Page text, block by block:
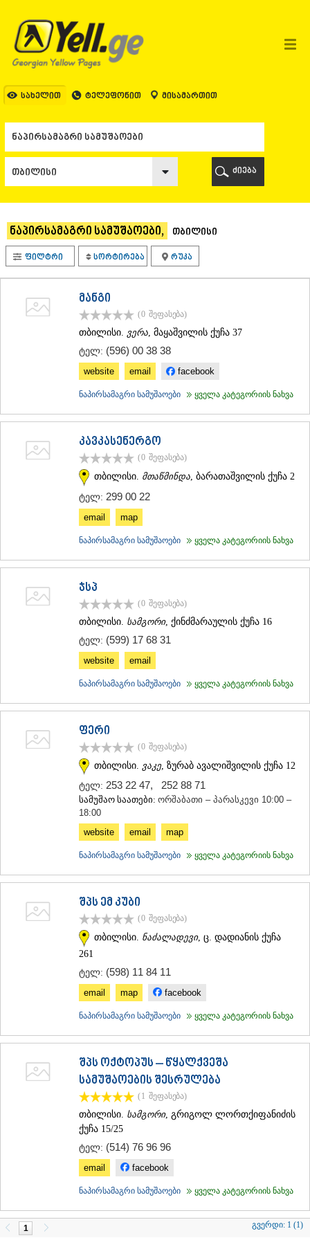
სახელით ტელეფონით მისამართით
ᲗᲑᲘᲚᲘᲡᲘ
ᲗᲑᲘᲚᲘᲡᲘ
ᲐᲤᲮᲐᲖᲔᲗᲘ
ᲒᲐᲚᲘ
ᲑᲐᲗᲣᲛᲘ
ᲥᲝᲑᲣᲚᲔᲗᲘ
ᲨᲣᲐᲮᲔᲕᲘ
ᲩᲐᲥᲕᲘ
ᲝᲖᲣᲠᲒᲔᲗᲘ
ᲩᲝᲮᲐᲢᲐᲣᲠᲘ
ᲣᲠᲔᲙᲘ
ᲘᲛᲔᲠᲔᲗᲘ
ᲑᲐᲦᲓᲐᲗᲘ
ᲖᲔᲡᲢᲐᲤᲝᲜᲘ
ᲮᲐᲠᲐᲒᲐᲣᲚᲘ
ᲙᲐᲮᲔᲗᲘ
ᲐᲮᲛᲔᲢᲐ
ᲓᲔᲓᲝᲤᲚᲘᲡᲬᲧᲐᲠᲝ
ᲧᲕᲐᲠᲔᲚᲘ
ᲛᲪᲮᲔᲗᲐ–ᲛᲗᲘᲐᲜᲔᲗᲘ
ᲓᲣᲨᲔᲗᲘ
ᲡᲢᲔᲤᲐᲜᲬᲛᲘᲜᲓᲐ (ᲧᲐᲖᲑᲔᲒᲘ)
ᲠᲐᲭᲐ-ᲚᲔᲩᲮᲣᲛᲘ/ᲥᲕᲔᲛᲝ ᲡᲕᲐᲜᲔᲗᲘ
ᲐᲛᲑᲠᲝᲚᲐᲣᲠᲘ
ᲝᲜᲘ
ᲪᲐᲒᲔᲠᲘ
ᲡᲐᲛᲔᲒᲠᲔᲚᲝ/ᲖᲔᲛᲝ ᲡᲕᲐᲜᲔᲗᲘ
ᲮᲝᲑᲘ
ᲯᲕᲐᲠᲘ
ᲡᲐᲛᲪᲮᲔ–ᲯᲐᲕᲐᲮᲔᲗᲘ
ᲐᲮᲐᲚᲥᲐᲚᲐᲥᲘ
ᲜᲘᲜᲝᲬᲛᲘᲜᲓᲐ
ᲥᲕᲔᲛᲝ ᲥᲐᲠᲗᲚᲘ
ᲑᲝᲚᲜᲘᲡᲘ
ᲗᲔᲗᲠᲘᲬᲧᲐᲠᲝ
ᲙᲐᲡᲞᲘ
ᲥᲐᲠᲔᲚᲘ
ძიება
ნაპირსამაგრი სამუშაოები, თბილისი
ფილტრი სორტირება რუკა
მანგი
(0 შეფასება)
თბილისი. ვერა, მაყაშვილის ქუჩა 37
ტელ: (596) 00 38 38
website email facebook
ნაპირსამაგრი სამუშაოები ყველა კატეგორიის ნახვა
კავკასენერგო
(0 შეფასება)
თბილისი. მთაწმინდა , ბარათაშვილის ქუჩა 2
ტელ: 299 00 22
email map
ნაპირსამაგრი სამუშაოები ყველა კატეგორიის ნახვა
ჯსპ
(0 შეფასება)
თბილისი. სამგორი, ქინძმარაულის ქუჩა 16
ტელ: (599) 17 68 31
website email
ნაპირსამაგრი სამუშაოები ყველა კატეგორიის ნახვა
ფერი
(0 შეფასება)
თბილისი. ვაკე , ზურაბ ავალიშვილის ქუჩა 12
ტელ: 253 22 47, 252 88 71
სამუშაო საათები: ორშაბათი – პარასკევი 10:00 –
18:00
website
email map
ნაპირსამაგრი სამუშაოები ყველა კატეგორიის ნახვა
შპს ემ კუბი
(0 შეფასება)
თბილისი. ნაძალადევი, ც. დადიანის ქუჩა
261
ტელ: (598) 11 84 11
email map facebook
ნაპირსამაგრი სამუშაოები ყველა კატეგორიის ნახვა
შპს ოქტოპუს – წყალქვეშა
სამუშაოების შესრულება
(1 შეფასება)
თბილისი. სამგორი, გრიგოლ ლორთქიფანიძის
ქუჩა 15/25
ტელ: (514) 76 96 96
email facebook
ნაპირსამაგრი სამუშაოები ყველა კატეგორიის ნახვა
1 გვერდი: 1 (1)